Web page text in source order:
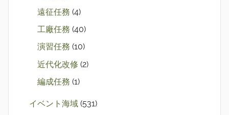
遠征任務 (4)
工廠任務 (40)
演習任務 (10)
近代化改修 (2)
編成任務 (1)
イベント海域 (531)